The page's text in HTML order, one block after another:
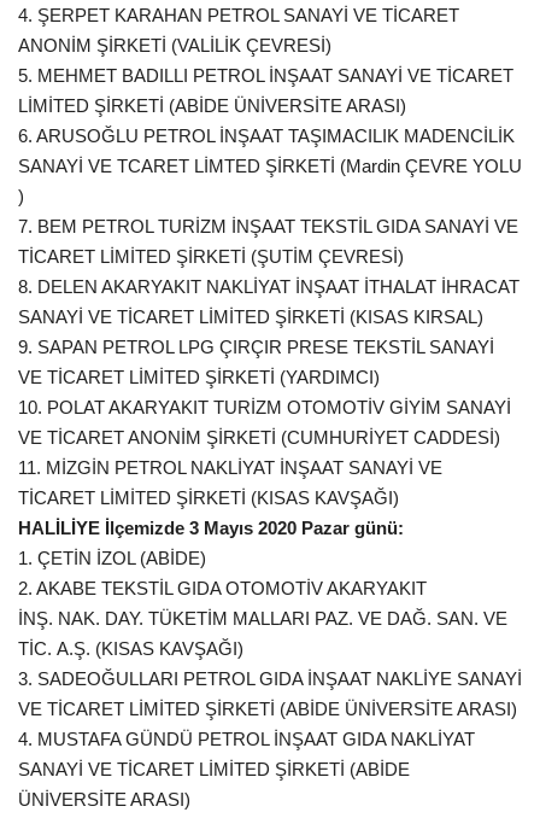
4. ŞERPET KARAHAN PETROL SANAYİ VE TİCARET
ANONİM ŞİRKETİ (VALİLİK ÇEVRESİ)
5. MEHMET BADILLI PETROL İNŞAAT SANAYİ VE TİCARET
LİMİTED ŞİRKETİ (ABİDE ÜNİVERSİTE ARASI)
6. ARUSOĞLU PETROL İNŞAAT TAŞIMACILIK MADENCİLİK
SANAYİ VE TCARET LİMTED ŞİRKETİ (Mardin ÇEVRE YOLU
)
7. BEM PETROL TURİZM İNŞAAT TEKSTİL GIDA SANAYİ VE
TİCARET LİMİTED ŞİRKETİ (ŞUTİM ÇEVRESİ)
8. DELEN AKARYAKIT NAKLİYAT İNŞAAT İTHALAT İHRACAT
SANAYİ VE TİCARET LİMİTED ŞİRKETİ (KISAS KIRSAL)
9. SAPAN PETROL LPG ÇIRÇIR PRESE TEKSTİL SANAYİ
VE TİCARET LİMİTED ŞİRKETİ (YARDIMCI)
10. POLAT AKARYAKIT TURİZM OTOMOTİV GİYİM SANAYİ
VE TİCARET ANONİM ŞİRKETİ (CUMHURİYET CADDESİ)
11. MİZGİN PETROL NAKLİYAT İNŞAAT SANAYİ VE
TİCARET LİMİTED ŞİRKETİ (KISAS KAVŞAĞI)
HALİLİYE İlçemizde 3 Mayıs 2020 Pazar günü:
1. ÇETİN İZOL (ABİDE)
2. AKABE TEKSTİL GIDA OTOMOTİV AKARYAKIT
İNŞ. NAK. DAY. TÜKETİM MALLARI PAZ. VE DAĞ. SAN. VE
TİC. A.Ş. (KISAS KAVŞAĞI)
3. SADEOĞULLARI PETROL GIDA İNŞAAT NAKLİYE SANAYİ
VE TİCARET LİMİTED ŞİRKETİ (ABİDE ÜNİVERSİTE ARASI)
4. MUSTAFA GÜNDÜ PETROL İNŞAAT GIDA NAKLİYAT
SANAYİ VE TİCARET LİMİTED ŞİRKETİ (ABİDE
ÜNİVERSİTE ARASI)